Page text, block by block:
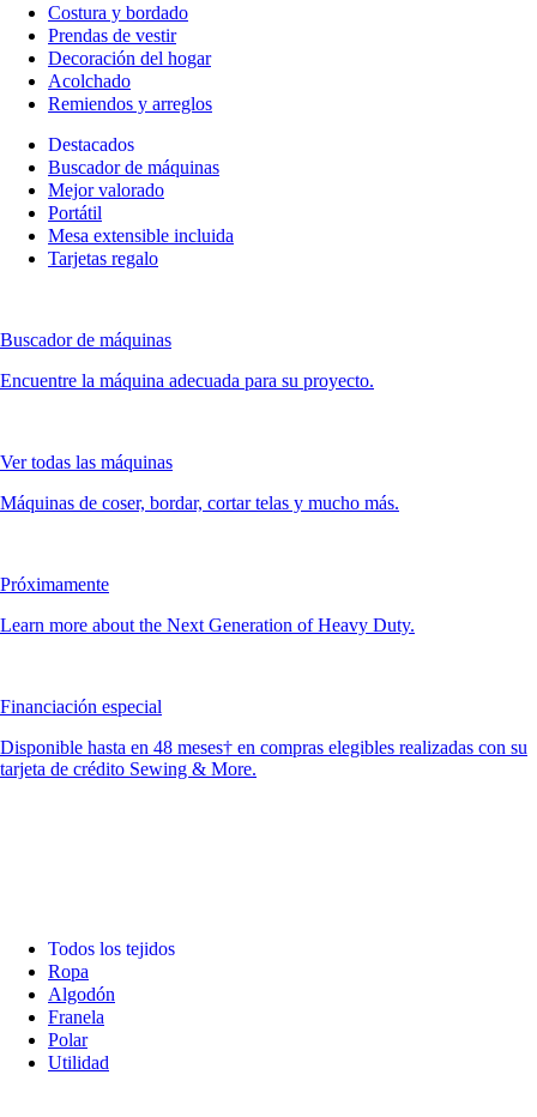
Costura y bordado
Prendas de vestir
Decoración del hogar
Acolchado
Remiendos y arreglos
Destacados
Buscador de máquinas
Mejor valorado
Portátil
Mesa extensible incluida
Tarjetas regalo
Buscador de máquinas
Encuentre la máquina adecuada para su proyecto.
Ver todas las máquinas
Máquinas de coser, bordar, cortar telas y mucho más.
Próximamente
Learn more about the Next Generation of Heavy Duty.
Financiación especial
Disponible hasta en 48 meses† en compras elegibles realizadas con su
tarjeta de crédito Sewing & More.
Todos los tejidos
Ropa
Algodón
Franela
Polar
Utilidad